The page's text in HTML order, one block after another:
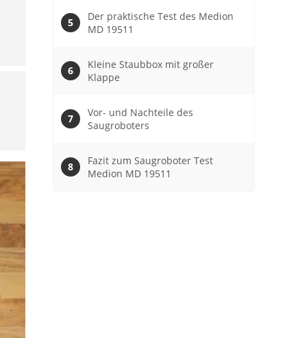
Der praktische Test des Medion
MD 19511
Kleine Staubbox mit großer
Klappe
Vor- und Nachteile des
Saugroboters
Fazit zum Saugroboter Test
Medion MD 19511